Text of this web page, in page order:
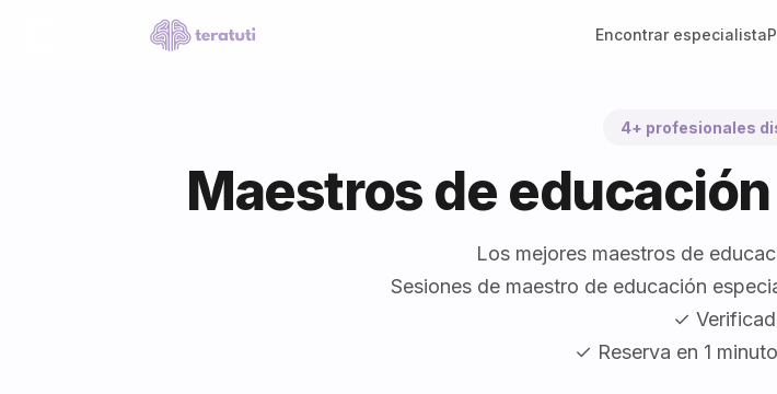
Encontrar especialista
4+ profesionales
Maestros de
Los mejores maestros de
Sesiones de maestro de educación
✓
✓ Reserva en 1